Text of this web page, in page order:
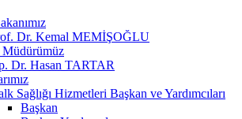
Dr. Kemal MEMİŞOĞLU
Müdürümüz
Dr. Hasan TARTAR
Sağlığı Hizmetleri Başkan ve Yardımcıları
Başkan